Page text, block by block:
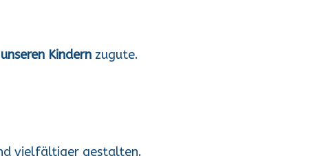
Kindern zugute.
vielfältiger gestalten.